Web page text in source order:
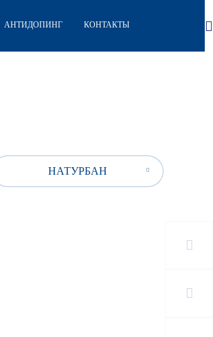
АНТИДОПИНГ КОНТАКТЫ
НАТУРБАН